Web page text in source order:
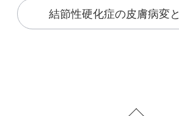
結節性硬化症の皮膚病変と